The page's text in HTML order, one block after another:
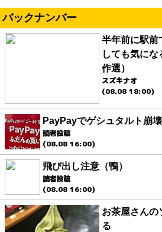
バックナンバー
半年前に駅前
しても気に
作選）
スズキナオ
(08.08 18:00)
PayPayでゲシュタルト崩
読者投稿
(08.08 16:00)
飛び出し注意（鴨）
読者投稿
(08.08 16:00)
お茶屋さんの
る